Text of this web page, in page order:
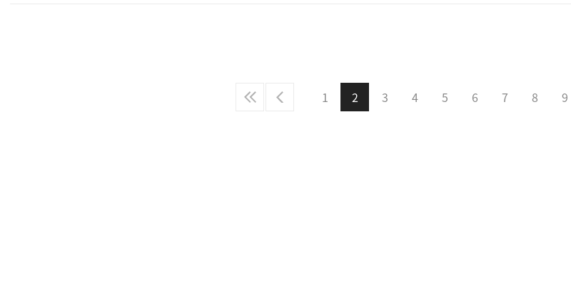
1 2 3 4 5 6 7 8 9